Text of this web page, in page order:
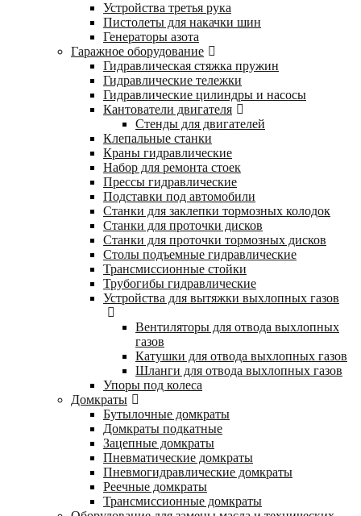
Устройства третья рука
Пистолеты для накачки шин
Генераторы азота
Гаражное оборудование
Гидравлическая стяжка пружин
Гидравлические тележки
Гидравлические цилиндры и насосы
Кантователи двигателя
Стенды для двигателей
Клепальные станки
Краны гидравлические
Набор для ремонта стоек
Прессы гидравлические
Подставки под автомобили
Станки для заклепки тормозных колодок
Станки для проточки дисков
Станки для проточки тормозных дисков
Столы подъемные гидравлические
Трансмиссионные стойки
Трубогибы гидравлические
Устройства для вытяжки выхлопных газов
Вентиляторы для отвода выхлопных
газов
Катушки для отвода выхлопных газов
Шланги для отвода выхлопных газов
Упоры под колеса
Домкраты
Бутылочные домкраты
Домкраты подкатные
Зацепные домкраты
Пневматические домкраты
Пневмогидравлические домкраты
Реечные домкраты
Трансмиссионные домкраты